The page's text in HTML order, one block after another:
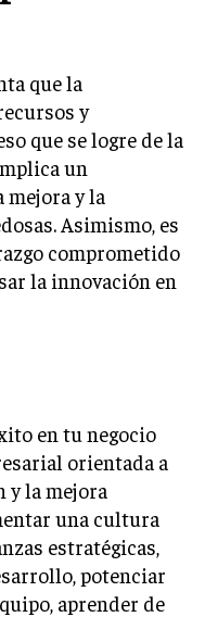
Y CADENA DE
que la
y
que se logre de la
un
mejora y la
Asimismo, es
comprometido
la innovación en
en tu negocio
orientada a
y la mejora
una cultura
estratégicas,
potenciar
aprender de